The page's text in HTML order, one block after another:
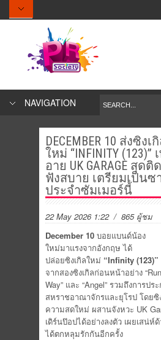
NAVIGATION
DECEMBER 10 ส่งซิงเ
ใหม่ “INFINITY
อาย UK GARAGE สุด
ฟังสบาย เตรียมเป็นซ
ประจำซัมเมอร์นี้
22 May 2026 1:22/ 865 ผู้ชม
December 10 บอยแบนด์น้อง
ใหม่มาแรงจากอังกฤษ ได้
ปล่อยซิงเกิลใหม่ “Infinity (123)”
จากสองซิงเกิลก่อนหน้าอย่าง
Way” และ “Angel” รวมถึงการป
สหราชอาณาจักรและยุโรป โดย
ความสดใหม่ ผสานจังหวะ UK
เดิร์นป๊อปได้อย่างลงตัว เผยเสน่
ได้ตกหลุมรักกันอีกครั้ง